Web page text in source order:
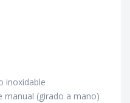
inoxidable
manual (girado a mano)